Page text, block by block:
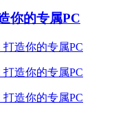
你的专属PC